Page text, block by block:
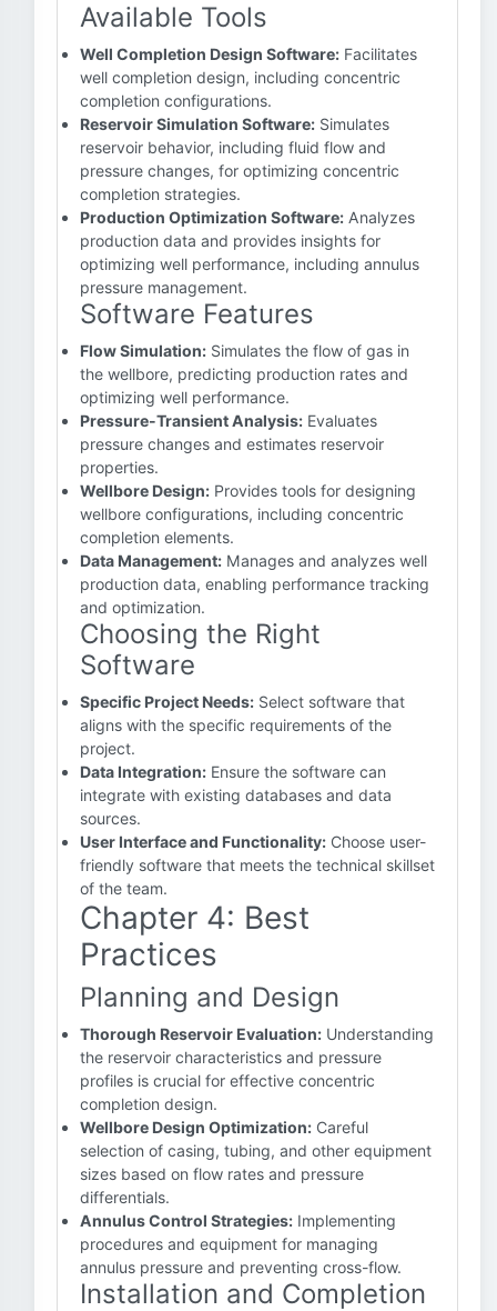
Available Tools
Well Completion Design Software: Facilitates
well completion design, including concentric
completion configurations.
Reservoir Simulation Software: Simulates
reservoir behavior, including fluid flow and
pressure changes, for optimizing concentric
completion strategies.
Production Optimization Software: Analyzes
production data and provides insights for
optimizing well performance, including annulus
pressure management.
Software Features
Flow Simulation: Simulates the flow of gas in
the wellbore, predicting production rates and
optimizing well performance.
Pressure-Transient Analysis: Evaluates
pressure changes and estimates reservoir
properties.
Wellbore Design: Provides tools for designing
wellbore configurations, including concentric
completion elements.
Data Management: Manages and analyzes well
production data, enabling performance tracking
and optimization.
Choosing the Right
Software
Specific Project Needs: Select software that
aligns with the specific requirements of the
project.
Data Integration: Ensure the software can
integrate with existing databases and data
sources.
User Interface and Functionality: Choose user-
friendly software that meets the technical skillset
of the team.
Chapter 4: Best
Practices
Planning and Design
Thorough Reservoir Evaluation: Understanding
the reservoir characteristics and pressure
profiles is crucial for effective concentric
completion design.
Wellbore Design Optimization: Careful
selection of casing, tubing, and other equipment
sizes based on flow rates and pressure
differentials.
Annulus Control Strategies: Implementing
procedures and equipment for managing
annulus pressure and preventing cross-flow.
Installation and Completion